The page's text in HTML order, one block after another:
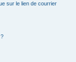
sur le lien de courrier